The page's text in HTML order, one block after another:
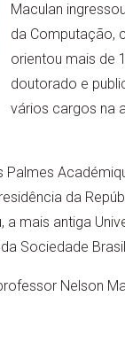
Maculan
da Computação,
orientou mais de
doutorado e
vários cargos na
Palmes
da
a mais antiga
Sociedade
Nelson